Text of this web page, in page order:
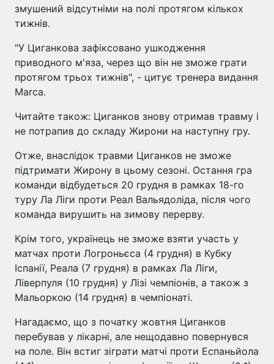
змушений відсутніми на полі протягом кількох
тижнів.
"У Циганкова зафіксовано ушкодження
приводного м'яза, через що він не зможе грати
протягом трьох тижнів", - цитує тренера видання
Marca.
Читайте також: Циганков знову отримав травму і
не потрапив до складу Жирони на наступну гру.
Отже, внаслідок травми Циганков не зможе
підтримати Жирону в цьому сезоні. Остання гра
команди відбудеться 20 грудня в рамках 18-го
туру Ла Ліги проти Реал Вальядоліда, після чого
команда вирушить на зимову перерву.
Крім того, українець не зможе взяти участь у
матчах проти Логроньєса (4 грудня) в Кубку
Іспанії, Реала (7 грудня) в рамках Ла Ліги,
Ліверпуля (10 грудня) у Лізі чемпіонів, а також з
Мальоркою (14 грудня) в чемпіонаті.
Нагадаємо, що з початку жовтня Циганков
перебував у лікарні, але нещодавно повернувся
на поле. Він встиг зіграти матчі проти Еспаньйола